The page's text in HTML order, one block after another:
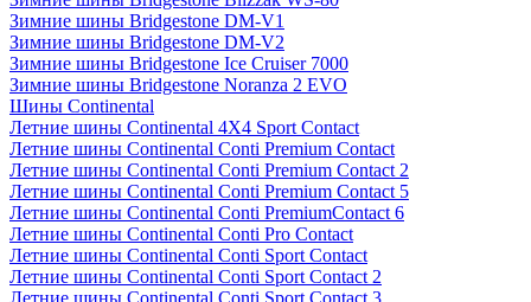
Зимние шины Bridgestone DM-V1
Зимние шины Bridgestone DM-V2
Зимние шины Bridgestone Ice Cruiser 7000
Зимние шины Bridgestone Noranza 2 EVO
Шины Continental
Летние шины Continental 4X4 Sport Contact
Летние шины Continental Conti Premium Contact
Летние шины Continental Conti Premium Contact 2
Летние шины Continental Conti Premium Contact 5
Летние шины Continental Conti PremiumContact 6
Летние шины Continental Conti Pro Contact
Летние шины Continental Conti Sport Contact
Летние шины Continental Conti Sport Contact 2
Летние шины Continental Conti Sport Contact 3